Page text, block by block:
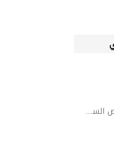
شقق 1 غرفة نوم حي كومباوند حياة خريص السكني